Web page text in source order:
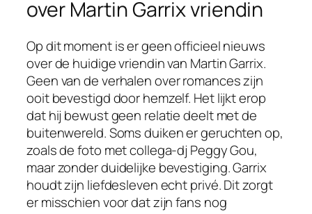
over Martin Garrix vriendin
Op dit moment is er geen officieel nieuws
over de huidige vriendin van Martin Garrix.
Geen van de verhalen over romances zijn
ooit bevestigd door hemzelf. Het lijkt erop
dat hij bewust geen relatie deelt met de
buitenwereld. Soms duiken er geruchten op,
zoals de foto met collega-dj Peggy Gou,
maar zonder duidelijke bevestiging. Garrix
houdt zijn liefdesleven echt privé. Dit zorgt
er misschien voor dat zijn fans nog